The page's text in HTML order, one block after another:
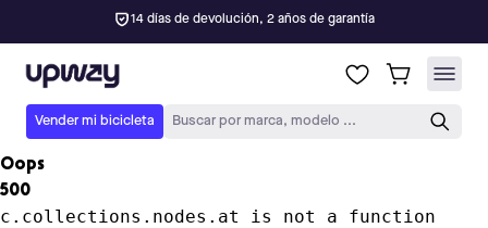
14 días de devolución, 2 años de garantía
Upway
Vender mi bicicleta Buscar por marca, modelo ...
Oops
500
c.collections.nodes.at is not a function